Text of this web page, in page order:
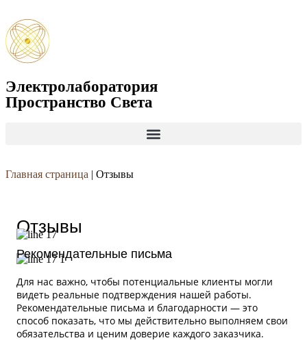
Электролаборатория
Пространство Света
Главная страница | Отзывы
Отзывы
Рекомендательные письма
Для нас важно, чтобы потенциальные клиенты могли
видеть реальные подтверждения нашей работы.
Рекомендательные письма и благодарности — это
способ показать, что мы действительно выполняем свои
обязательства и ценим доверие каждого заказчика.